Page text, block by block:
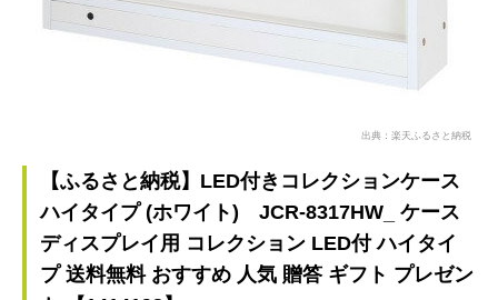
出典：楽天ふるさと納税
【ふるさと納税】LED付きコレクションケース
ハイタイプ (ホワイト) JCR-8317HW_ ケース
ディスプレイ用 コレクション LED付 ハイタイ
プ 送料無料 おすすめ 人気 贈答 ギフト プレゼン